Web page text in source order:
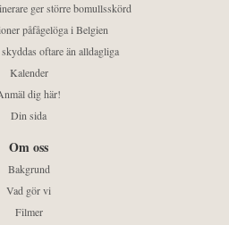
ger större bomullsskörd
påfågelöga i Belgien
oftare än alldagliga
Kalender
dig här!
Din sida
Om oss
Bakgrund
Vad gör vi
Filmer